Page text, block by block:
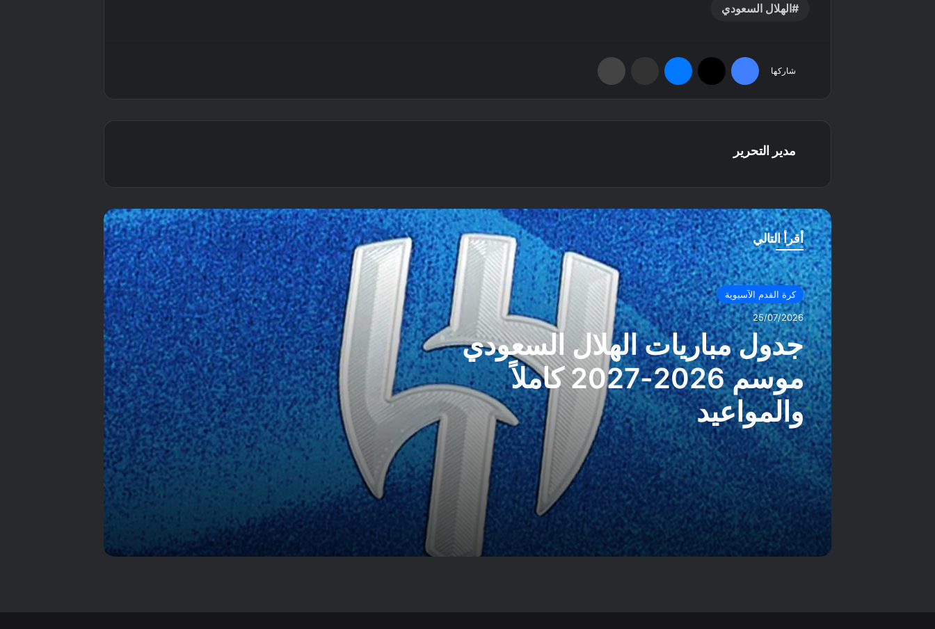
الهلال السعودي
شاركها
مدير التحرير
أقرأ التالي
كرة القدم الآسيوية
25/07/2026
جدول مباريات الهلال السعودي
موسم 2026-2027 كاملاً
والمواعيد
جدول مباريات الهلال
السعودي موسم 2026-
2027 كاملاً والمواعيد
بروفة نمساوية ناجحة..
الهلال يكتب أولى
صفحات تحضيرات موسم
2026-2027 بحبر أزرق
اللقب الأول لرونالدو مع
النصر ينتظر أسبوعاً آخر..
وبينتو يحمل وحده وزر
الليلة